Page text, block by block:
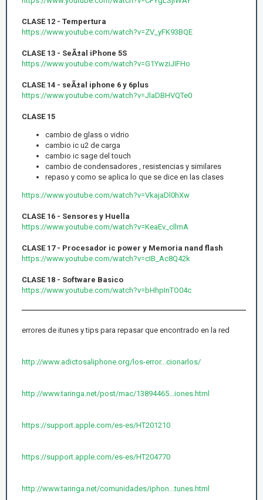
CLASE 12 - Tempertura
https://www.youtube.com/watch?v=ZV_yFK93BQE
CLASE 13 - SeÃ±al iPhone 5S
https://www.youtube.com/watch?v=G1YwziJIFHo
CLASE 14 - seÃ±al iphone 6 y 6plus
https://www.youtube.com/watch?v=JlaDBHVQTe0
CLASE 15
cambio de glass o vidrio
cambio ic u2 de carga
cambio ic sage del touch
cambio de condensadores , resistencias y similares
repaso y como se aplica lo que se dice en las clases
https://www.youtube.com/watch?v=VkajaDl0hXw
CLASE 16 - Sensores y Huella
https://www.youtube.com/watch?v=KeaEv_cllmA
CLASE 17 - Procesador ic power y Memoria nand flash
https://www.youtube.com/watch?v=cIB_Ac8Q42k
CLASE 18 - Software Basico
https://www.youtube.com/watch?v=bHhpInTO04c
errores de itunes y tips para repasar que encontrado en la red
http://www.adictosaliphone.org/los-error...cionarlos/
http://www.taringa.net/post/mac/13894465...iones.html
https://support.apple.com/es-es/HT201210
https://support.apple.com/es-es/HT204770
http://www.taringa.net/comunidades/iphon...tunes.html